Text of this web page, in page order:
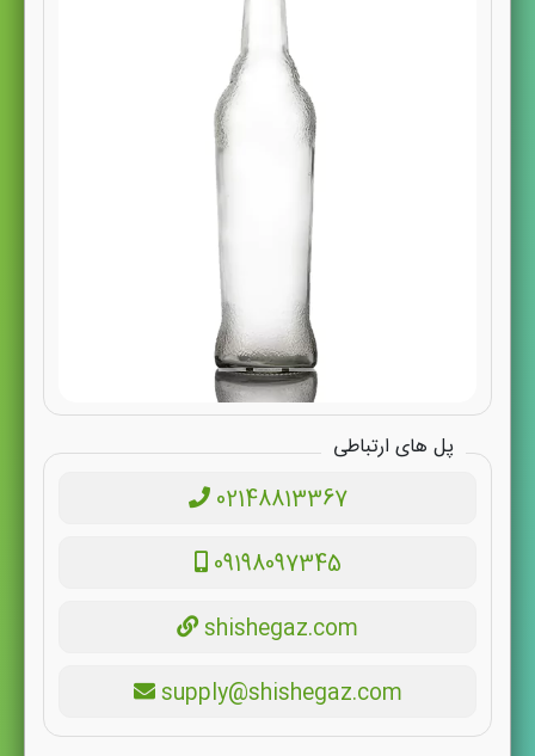
پل های ارتباطی
02148813367
09198097345
shishegaz.com
supply@shishegaz.com